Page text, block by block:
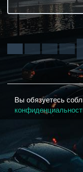
Вы обязуетесь